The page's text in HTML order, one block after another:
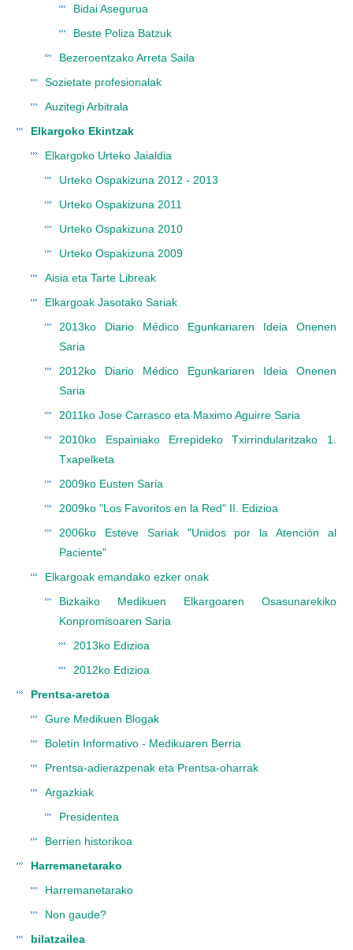
Bidai Asegurua
Beste Poliza Batzuk
Bezeroentzako Arreta Saila
Sozietate profesionalak
Auzitegi Arbitrala
Elkargoko Ekintzak
Elkargoko Urteko Jaialdia
Urteko Ospakizuna 2012 - 2013
Urteko Ospakizuna 2011
Urteko Ospakizuna 2010
Urteko Ospakizuna 2009
Aisia eta Tarte Libreak
Elkargoak Jasotako Sariak
2013ko Diario Médico Egunkariaren Ideia Onenen
Saria
2012ko Diario Médico Egunkariaren Ideia Onenen
Saria
2011ko Jose Carrasco eta Maximo Aguirre Saria
2010ko Espainiako Errepideko Txirrindularitzako 1.
Txapelketa
2009ko Eusten Saria
2009ko "Los Favoritos en la Red" II. Edizioa
2006ko Esteve Sariak "Unidos por la Atención al
Paciente"
Elkargoak emandako ezker onak
Bizkaiko Medikuen Elkargoaren Osasunarekiko
Konpromisoaren Saria
2013ko Edizioa
2012ko Edizioa
Prentsa-aretoa
Gure Medikuen Blogak
Boletín Informativo - Medikuaren Berria
Prentsa-adierazpenak eta Prentsa-oharrak
Argazkiak
Presidentea
Berrien historikoa
Harremanetarako
Harremanetarako
Non gaude?
bilatzailea